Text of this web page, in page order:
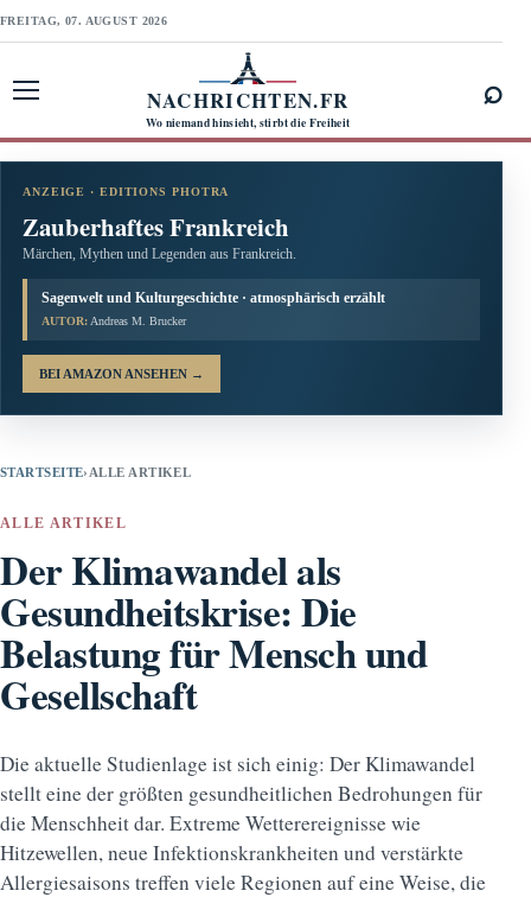
FREITAG, 07. AUGUST 2026
NACHRICHTEN.FR
Wo niemand hinsieht, stirbt die Freiheit
⌕
ANZEIGE · EDITIONS PHOTRA
Zauberhaftes Frankreich
Märchen, Mythen und Legenden aus Frankreich.
Sagenwelt und Kulturgeschichte · atmosphärisch erzählt
AUTOR: Andreas M. Brucker
BEI AMAZON ANSEHEN →
STARTSEITE› ALLE ARTIKEL
ALLE ARTIKEL
Der Klimawandel als
Gesundheitskrise: Die
Belastung für Mensch und
Gesellschaft
Die aktuelle Studienlage ist sich einig: Der Klimawandel
stellt eine der größten gesundheitlichen Bedrohungen für
die Menschheit dar. Extreme Wetterereignisse wie
Hitzewellen, neue Infektionskrankheiten und verstärkte
Allergiesaisons treffen viele Regionen auf eine Weise, die